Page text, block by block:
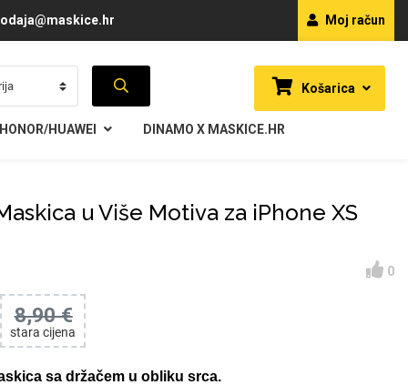
Moj račun
Košarica
HUAWEI DINAMO X MASKICE.HR
u Više Motiva za iPhone XS
0
8,90 €
stara cijena
sa držačem u obliku srca.